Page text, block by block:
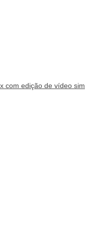
com edição de vídeo